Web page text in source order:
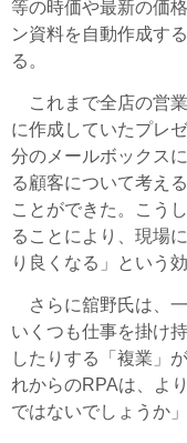
等の時価や最新の価
ン資料を自動作成す
る。
これまで全店の営
に作成していたプレ
分のメールボックス
る顧客について考え
ことができた。こう
ることにより、現場
り良くなる」という
さらに舘野氏は、
いくつも仕事を掛け
したりする「複業」
れからのRPAは、よ
ではないでしょうか」